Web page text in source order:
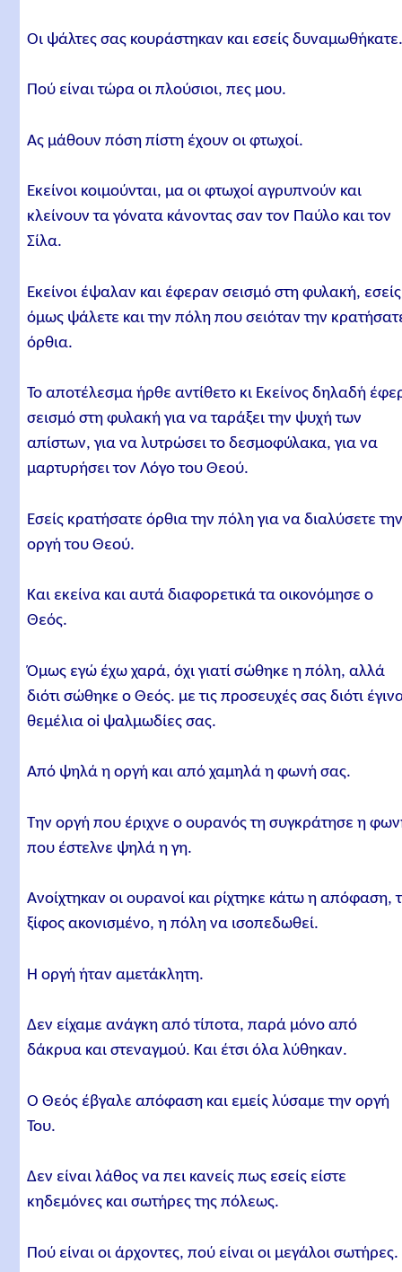
Οι ψάλτες σας κουράστηκαν και εσείς
Πού είναι τώρα οι πλούσιοι, πες μου.
Ας μάθουν πόση πίστη έχουν οι φτωχοί.
Εκείνοι κοιμούνται, μα οι φτωχοί αγρυπνούν και
κλείνουν τα γόνατα κάνοντας σαν τον Παύλο και τον
Σίλα.
Εκείνοι έψαλαν και έφεραν σεισμό στη φυλακή, εσείς
όμως ψάλετε και την πόλη που σειόταν την
όρθια.
Το αποτέλεσμα ήρθε αντίθετο κι Εκείνος δηλαδή
σεισμό στη φυλακή για να ταράξει την ψυχή των
απίστων, για να λυτρώσει το δεσμοφύλακα, για να
μαρτυρήσει τον Λόγο του Θεού.
Εσείς κρατήσατε όρθια την πόλη για να διαλύσετε
οργή του Θεού.
Και εκείνα και αυτά διαφορετικά τα οικονόμησε ο
Θεός.
Όμως εγώ έχω χαρά, όχι γιατί σώθηκε η πόλη, αλλά
διότι σώθηκε ο Θεός. με τις προσευχές σας διότι
θεμέλια oi ψαλμωδίες σας.
Από ψηλά η οργή και από χαμηλά η φωνή σας.
Την οργή που έριχνε ο ουρανός τη συγκράτησε η
που έστελνε ψηλά η γη.
Ανοίχτηκαν οι ουρανοί και ρίχτηκε κάτω η απόφαση,
ξίφος ακονισμένο, η πόλη να ισοπεδωθεί.
Η οργή ήταν αμετάκλητη.
Δεν είχαμε ανάγκη από τίποτα, παρά μόνο από
δάκρυα και στεναγμού. Και έτσι όλα λύθηκαν.
Ο Θεός έβγαλε απόφαση και εμείς λύσαμε την οργή
Του.
Δεν είναι λάθος να πει κανείς πως εσείς είστε
κηδεμόνες και σωτήρες της πόλεως.
Πού είναι οι άρχοντες, πού είναι οι μεγάλοι σωτήρες.